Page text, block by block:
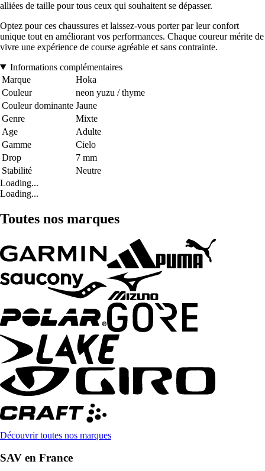
alliées de taille pour tous ceux qui souhaitent se dépasser.
Optez pour ces chaussures et laissez-vous porter par leur confort
unique tout en améliorant vos performances. Chaque coureur mérite de
vivre une expérience de course agréable et sans contrainte.
Informations complémentaires
Marque
Hoka
Couleur
neon yuzu / thyme
Couleur dominante Jaune
Genre
Mixte
Age
Adulte
Gamme
Cielo
Drop
7 mm
Stabilité
Neutre
Loading...
Loading...
Toutes nos marques
Découvrir toutes nos marques
SAV en France